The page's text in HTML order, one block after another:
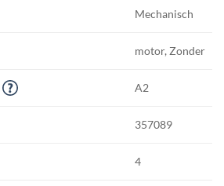
Mechanisch
motor, Zonder
A2
357089
4